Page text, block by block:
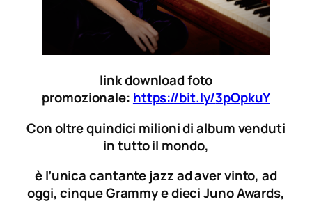
link download foto
promozionale: https://bit.ly/3pOpkuY
Con oltre quindici milioni di album venduti
in tutto il mondo,
è l’unica cantante jazz ad aver vinto, ad
oggi, cinque Grammy e dieci Juno Awards,